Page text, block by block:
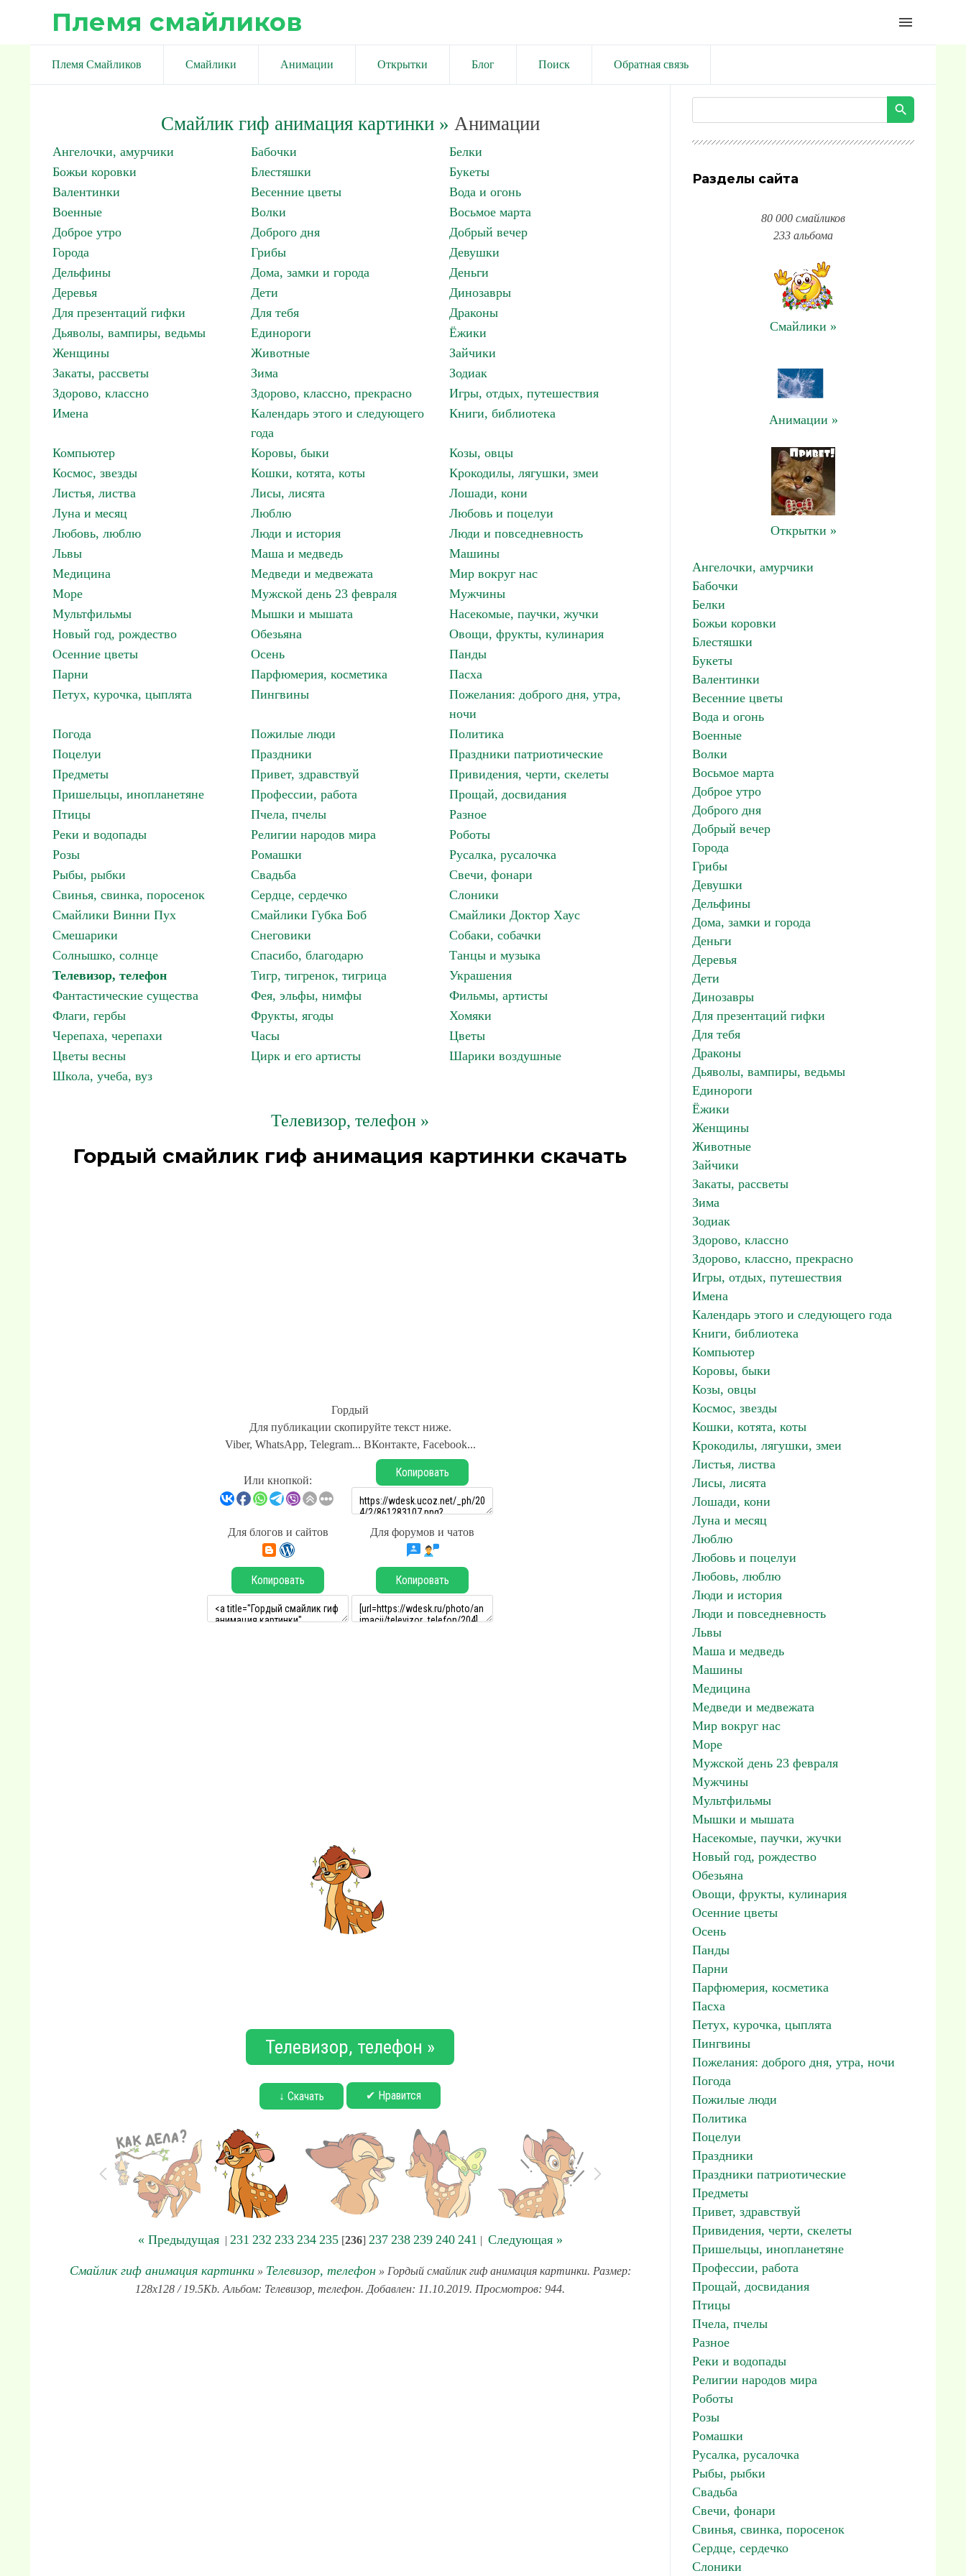
Племя смайликов menu
Племя Смайликов Смайлики Анимации Открытки Блог Поиск Обратная связь
Смайлик гиф анимация картинки» Анимации
Ангелочки, амурчики Бабочки
Белки
Божьи коровки
Блестяшки
Букеты
Валентинки
Весенние цветы
Вода и огонь
Военные
Волки
Восьмое марта
Доброе утро
Доброго дня
Добрый вечер
Города
Грибы
Девушки
Дельфины
Дома, замки и города
Деньги
Деревья
Дети
Динозавры
Для презентаций гифки
Для тебя
Драконы
Дьяволы, вампиры, ведьмы
Единороги
Ёжики
Женщины
Животные
Зайчики
Закаты, рассветы
Зима
Зодиак
Здорово, классно
Здорово, классно, прекрасно
Игры, отдых, путешествия
Имена
Календарь этого и следующего
года
Книги, библиотека
Компьютер Коровы, быки
Козы, овцы
Космос, звезды
Кошки, котята, коты
Крокодилы, лягушки, змеи
Листья, листва
Лисы, лисята
Лошади, кони
Луна и месяц
Люблю
Любовь и поцелуи
Любовь, люблю
Люди и история
Люди и повседневность
Львы
Маша и медведь
Машины
Медицина
Медведи и медвежата
Мир вокруг нас
Море
Мужской день 23 февраля
Мужчины
Мультфильмы
Мышки и мышата
Насекомые, паучки, жучки
Новый год, рождество
Обезьяна
Овощи, фрукты, кулинария
Осенние цветы
Осень
Панды
Парни
Парфюмерия, косметика
Пасха
Петух, курочка, цыплята
Пингвины
Пожелания: доброго дня, утра,
ночи
Погода
Пожилые люди
Политика
Поцелуи
Праздники
Праздники патриотические
Предметы
Привет, здравствуй
Привидения, черти, скелеты
Пришельцы, инопланетяне
Профессии, работа
Прощай, досвидания
Птицы
Пчела, пчелы
Разное
Реки и водопады
Религии народов мира
Роботы
Розы
Ромашки
Русалка, русалочка
Рыбы, рыбки
Свадьба
Свечи, фонари
Свинья, свинка, поросенок
Сердце, сердечко
Слоники
Смайлики Винни Пух
Смайлики Губка Боб
Смайлики Доктор Хаус
Смешарики
Снеговики
Собаки, собачки
Солнышко, солнце
Спасибо, благодарю
Танцы и музыка
Телевизор, телефон
Тигр, тигренок, тигрица
Украшения
Фантастические существа
Фея, эльфы, нимфы
Фильмы, артисты
Флаги, гербы
Фрукты, ягоды
Хомяки
Черепаха, черепахи
Часы
Цветы
Цветы весны
Цирк и его артисты
Шарики воздушные
Школа, учеба, вуз
Телевизор, телефон »
Гордый смайлик гиф анимация картинки скачать
Гордый
Для публикации скопируйте текст ниже.
Viber, WhatsApp, Telegram... ВКонтакте, Facebook...
Или кнопкой:
Копировать
Для блогов и сайтов Для форумов и чатов
Копировать Копировать
Телевизор, телефон »
↓ Скачать ✔ Нравится
« Предыдущая| 231 232 233 234 235[236] 237 238 239 240 241 | Следующая »
Смайлик гиф анимация картинки» Телевизор, телефон» Гордый смайлик гиф анимация картинки. Размер:
128x128 / 19.5Kb. Альбом: Телевизор, телефон. Добавлен: 11.10.2019. Просмотров: 944.
Разделы сайта
80 000 смайликов
233 альбома
Смайлики »
Анимации »
Открытки »
Ангелочки, амурчики
Бабочки
Белки
Божьи коровки
Блестяшки
Букеты
Валентинки
Весенние цветы
Вода и огонь
Военные
Волки
Восьмое марта
Доброе утро
Доброго дня
Добрый вечер
Города
Грибы
Девушки
Дельфины
Дома, замки и города
Деньги
Деревья
Дети
Динозавры
Для презентаций гифки
Для тебя
Драконы
Дьяволы, вампиры, ведьмы
Единороги
Ёжики
Женщины
Животные
Зайчики
Закаты, рассветы
Зима
Зодиак
Здорово, классно
Здорово, классно, прекрасно
Игры, отдых, путешествия
Имена
Календарь этого и следующего года
Книги, библиотека
Компьютер
Коровы, быки
Козы, овцы
Космос, звезды
Кошки, котята, коты
Крокодилы, лягушки, змеи
Листья, листва
Лисы, лисята
Лошади, кони
Луна и месяц
Люблю
Любовь и поцелуи
Любовь, люблю
Люди и история
Люди и повседневность
Львы
Маша и медведь
Машины
Медицина
Медведи и медвежата
Мир вокруг нас
Море
Мужской день 23 февраля
Мужчины
Мультфильмы
Мышки и мышата
Насекомые, паучки, жучки
Новый год, рождество
Обезьяна
Овощи, фрукты, кулинария
Осенние цветы
Осень
Панды
Парни
Парфюмерия, косметика
Пасха
Петух, курочка, цыплята
Пингвины
Пожелания: доброго дня, утра, ночи
Погода
Пожилые люди
Политика
Поцелуи
Праздники
Праздники патриотические
Предметы
Привет, здравствуй
Привидения, черти, скелеты
Пришельцы, инопланетяне
Профессии, работа
Прощай, досвидания
Птицы
Пчела, пчелы
Разное
Реки и водопады
Религии народов мира
Роботы
Розы
Ромашки
Русалка, русалочка
Рыбы, рыбки
Свадьба
Свечи, фонари
Свинья, свинка, поросенок
Сердце, сердечко
Слоники